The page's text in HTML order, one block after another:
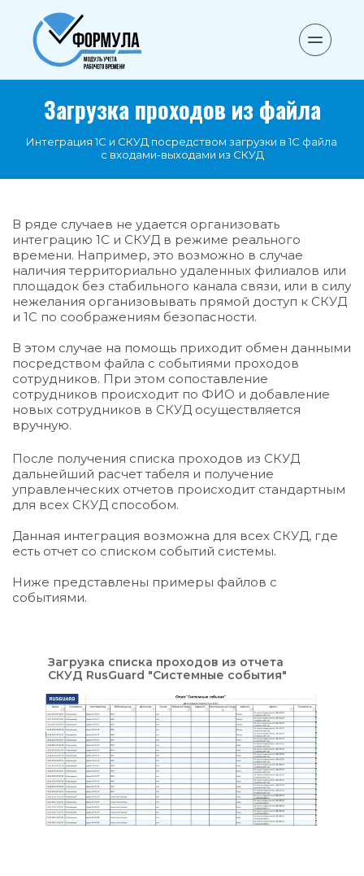
Загрузка проходов из файла
Интеграция 1С и СКУД посредством загрузки в 1С файла
с входами-выходами из СКУД
В ряде случаев не удается организовать
интеграцию 1С и СКУД в режиме реального
времени. Например, это возможно в случае
наличия территориально удаленных филиалов или
площадок без стабильного канала связи, или в силу
нежелания организовывать прямой доступ к СКУД
и 1С по соображениям безопасности.
В этом случае на помощь приходит обмен данными
посредством файла с событиями проходов
сотрудников. При этом сопоставление
сотрудников происходит по ФИО и добавление
новых сотрудников в СКУД осуществляется
вручную.
После получения списка проходов из СКУД
дальнейший расчет табеля и получение
управленческих отчетов происходит стандартным
для всех СКУД способом.
Данная интеграция возможна для всех СКУД, где
есть отчет со списком событий системы.
Ниже представлены примеры файлов с
событиями.
Загрузка списка проходов из отчета
СКУД RusGuard "Системные события"